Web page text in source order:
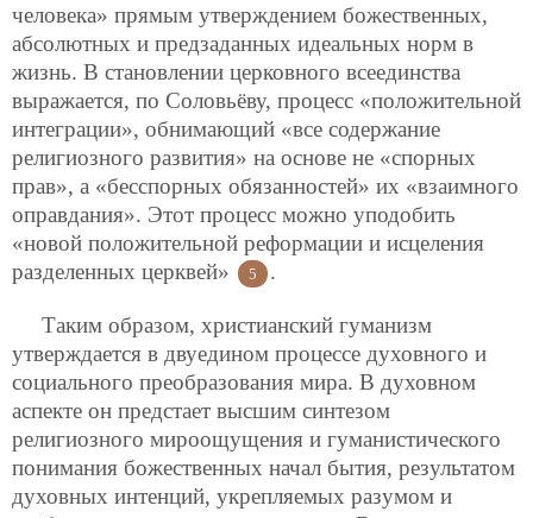
человека» прямым утверждением божественных,
абсолютных и предзаданных идеальных норм в
жизнь. В становлении церковного всеединства
выражается, по Соловьёву, процесс «положительной
интеграции», обнимающий «все содержание
религиозного развития» на основе не «спорных
прав», а «бесспорных обязанностей» их «взаимного
оправдания». Этот процесс можно уподобить
«новой положительной реформации и исцеления
разделенных церквей»
5 .
Таким образом, христианский гуманизм
утверждается в двуедином процессе духовного и
социального преобразования мира. В духовном
аспекте он предстает высшим синтезом
религиозного мироощущения и гуманистического
понимания божественных начал бытия, результатом
духовных интенций, укрепляемых разумом и